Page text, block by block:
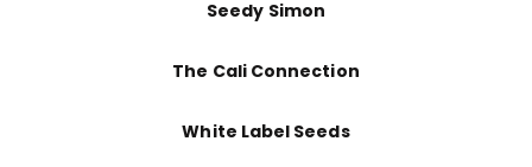
Seedy Simon
The Cali Connection
White Label Seeds